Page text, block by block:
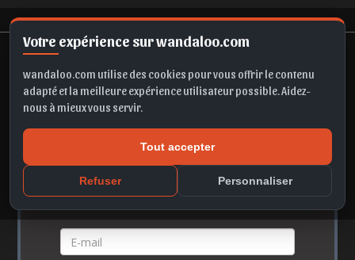
Votre expérience sur wandaloo.com
wandaloo.com utilise des cookies pour vous offrir le contenu
adapté et la meilleure expérience utilisateur possible. Aidez-
nous à mieux vous servir.
Tout accepter
Refuser Personnaliser
Accès membre
Vos identifiants